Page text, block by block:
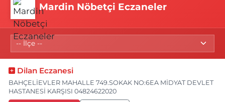
Mardin Nöbetçi Eczaneler
Dilan Eczanesi
BAHÇELİEVLER MAHALLE 749.SOKAK NO:6EA MİDYAT DEVLET
HASTANESİ KARŞISI 04824622020